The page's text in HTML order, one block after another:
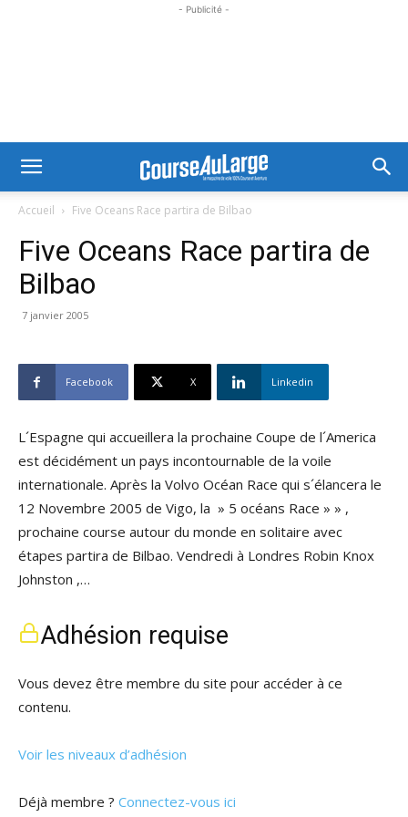
- Publicité -
Accueil Five Oceans Race partira de Bilbao
Five Oceans Race partira de
Bilbao
7 janvier 2005
Facebook X Linkedin
L´Espagne qui accueillera la prochaine Coupe de l´America
est décidément un pays incontournable de la voile
internationale. Après la Volvo Océan Race qui s´élancera le
12 Novembre 2005 de Vigo, la » 5 océans Race » » ,
prochaine course autour du monde en solitaire avec
étapes partira de Bilbao. Vendredi à Londres Robin Knox
Johnston ,…
Adhésion requise
Vous devez être membre du site pour accéder à ce
contenu.
Voir les niveaux d’adhésion
Déjà membre ? Connectez-vous ici